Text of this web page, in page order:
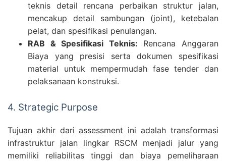
teknis detail rencana perbaikan struktur jalan,
mencakup detail sambungan (joint), ketebalan
pelat, dan spesifikasi penulangan.
RAB & Spesifikasi Teknis: Rencana Anggaran
Biaya yang presisi serta dokumen spesifikasi
material untuk mempermudah fase tender dan
pelaksanaan konstruksi.
4. Strategic Purpose
Tujuan akhir dari assessment ini adalah transformasi
infrastruktur jalan lingkar RSCM menjadi jalur yang
memiliki reliabilitas tinggi dan biaya pemeliharaan